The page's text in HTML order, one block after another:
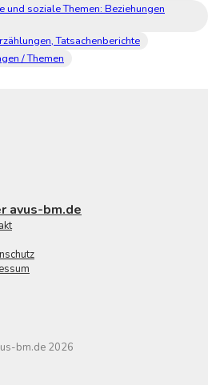
und soziale Themen: Beziehungen
Tatsachenberichte
/ Themen
avus-bm.de
bm.de 2026